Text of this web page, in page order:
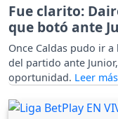
Fue clarito:
que botó ante
Once Caldas pudo ir
del partido ante
oportunidad.